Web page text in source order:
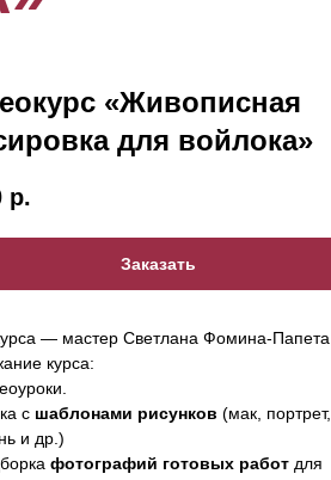
«Живописная
для войлока»
р.
Заказать
— мастер Светлана Фомина-Папета
курса:
с шаблонами рисунков (мак, портрет,
и др.)
фотографий готовых работ для